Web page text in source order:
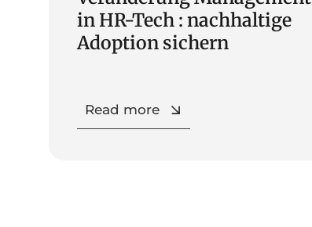
in HR-Tech : nachhaltige
Adoption sichern
Read more